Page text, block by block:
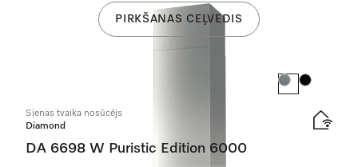
Krāsa:Krāsa:
Sienas tvaika nosūcējs
Diamond
DA 6698 W Puristic Edition 6000
PIRKŠANAS CEĻVEDIS